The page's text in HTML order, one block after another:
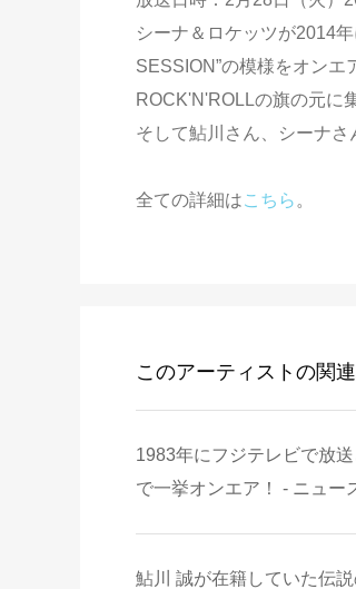
シーナ＆ロケッツが2014
SESSION”の模様をオン
ROCK'N'ROLLの旗の元に
そして鮎川さん、シーナさ
全ての詳細はこちら 。
このアーティストの関
1983年にフジテレビで放
で一挙オンエア！ - ニュー
鮎川 誠が在籍していた伝